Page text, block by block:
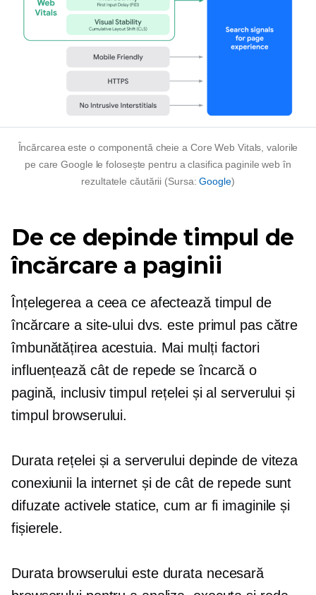
Încărcarea este o componentă cheie a Core Web Vitals, valorile
pe care Google le folosește pentru a clasifica paginile web în
rezultatele căutării (Sursa:Google)
De ce depinde timpul de
încărcare a paginii
Înțelegerea a ceea ce afectează timpul de
încărcare a site-ului dvs. este primul pas către
îmbunătățirea acestuia. Mai mulți factori
influențează cât de repede se încarcă o
pagină, inclusiv timpul rețelei și al serverului și
timpul browserului.
Durata rețelei și a serverului depinde de viteza
conexiunii la internet și de cât de repede sunt
difuzate activele statice, cum ar fi imaginile și
fișierele.
Durata browserului este durata necesară